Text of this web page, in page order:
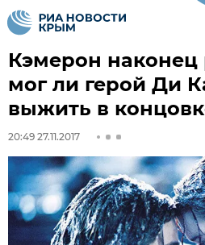
Кэмерон наконец
мог ли герой Ди
выжить в
20:49 27.11.2017